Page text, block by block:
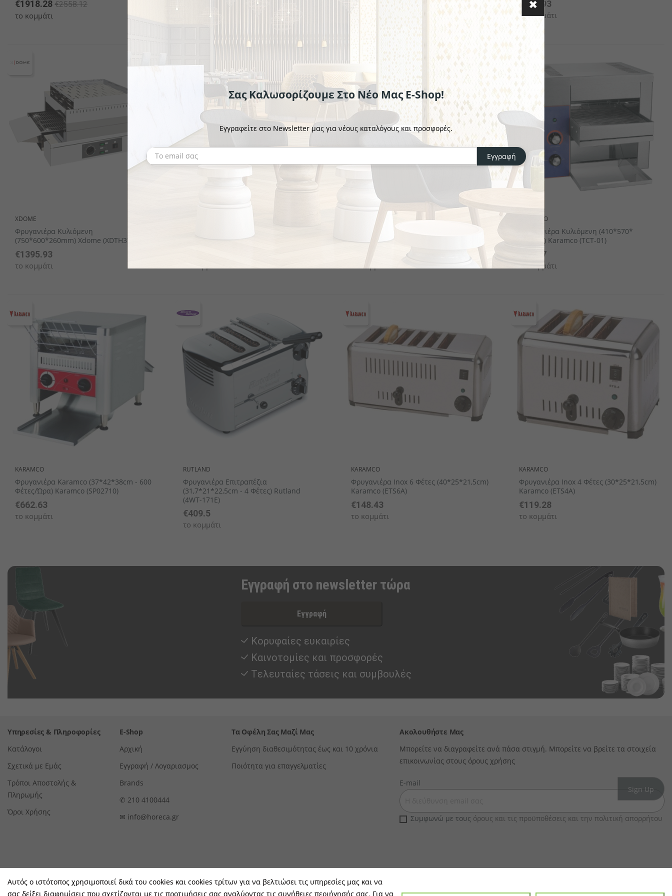
€1918.28 €2558.12
το κομμάτι το κομμάτι
€485.93
το κομμάτι
XDOME
Φρυγανιέρα Κυλιόμενη
(750*600*260mm) Xdome (XDTH375)
€1395.93
το κομμάτι
(750*435*260mm) Xdome (XDTH210)
KARAMCO
Φρυγανιέρα Karamco (510*570*500mm)
Karamco (TCT-02)
€961.2
το κομμάτι
KARAMCO
Φρυγανιέρα Κυλιόμενη (410*570*
500mm) Karamco (TCT-01)
€824.7
το κομμάτι
KARAMCO
Φρυγανιέρα Karamco (37*42*38cm - 600
Φέτες/ώρα) Karamco (SP02710)
€662.63
το κομμάτι
RUTLAND
Φρυγανιέρα Επιτραπέζια
(31,7*21*22,5cm - 4 Φέτες) Rutland
(4WT-171E)
€409.5
το κομμάτι
KARAMCO
Φρυγανιέρα Inox 6 Φέτες (40*25*21,5cm)
Karamco (ETS6A)
€148.43
το κομμάτι
KARAMCO
Φρυγανιέρα Inox 4 Φέτες (30*25*21,5cm)
Karamco (ETS4A)
€119.28
το κομμάτι
Εγγραφή στο newsletter τώρα
Εγγραφή
Κορυφαίες ευκαιρίες
Καινοτομίες και προσφορές
Tελευταίες τάσεις και συμβουλές
Υπηρεσίες & Πληροφορίες
Κατάλογοι
Σχετικά με Εμάς
Τρόποι Αποστολής &
Πληρωμής
Όροι Χρήσης
E-Shop
Αρχική
Εγγραφή / Λογαριασμος
Brands
✆ 210 4100444
✉ info@horeca.gr
Τα Οφέλη Σας Μαζί Μας
Εγγύηση διαθεσιμότητας έως και 10 χρόνια
Ποιότητα για επαγγελματίες
Ακολουθήστε Μας
Μπορείτε να διαγραφείτε ανά πάσα στιγμή. Μπορείτε να βρείτε τα στοιχεία
επικοινωνίας στους όρους χρήσης
E-mail
Συμφωνώ με τους όρους και τις προϋποθέσεις και την πολιτική απορρήτου
Σας Καλωσορίζουμε Στο Νέο Μας E-Shop!
Εγγραφείτε στο Newsletter μας για νέους καταλόγους και προσφορές.
Εγγραφή
Αυτός ο ιστότοπος χρησιμοποιεί δικά του cookies και cookies τρίτων για να βελτιώσει τις υπηρεσίες μας και να
σας δείξει διαφημίσεις που σχετίζονται με τις προτιμήσεις σας αναλύοντας τις συνήθειες περιήγησής σας. Για να